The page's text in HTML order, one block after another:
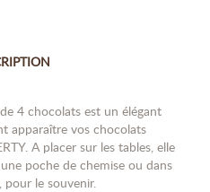
4 chocolats est un élégant
apparaître vos chocolats
A placer sur les tables, elle
poche de chemise ou dans
pour le souvenir.